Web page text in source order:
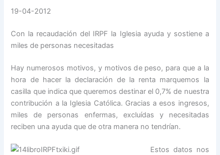
19-04-2012
Con la recaudación del IRPF la Iglesia ayuda y sostiene a
miles de personas necesitadas
Hay numerosos motivos, y motivos de peso, para que a la
hora de hacer la declaración de la renta marquemos la
casilla que indica que queremos destinar el 0,7% de nuestra
contribución a la Iglesia Católica. Gracias a esos ingresos,
miles de personas enfermas, excluídas y necesitadas
reciben una ayuda que de otra manera no tendrían.
Estos datos nos